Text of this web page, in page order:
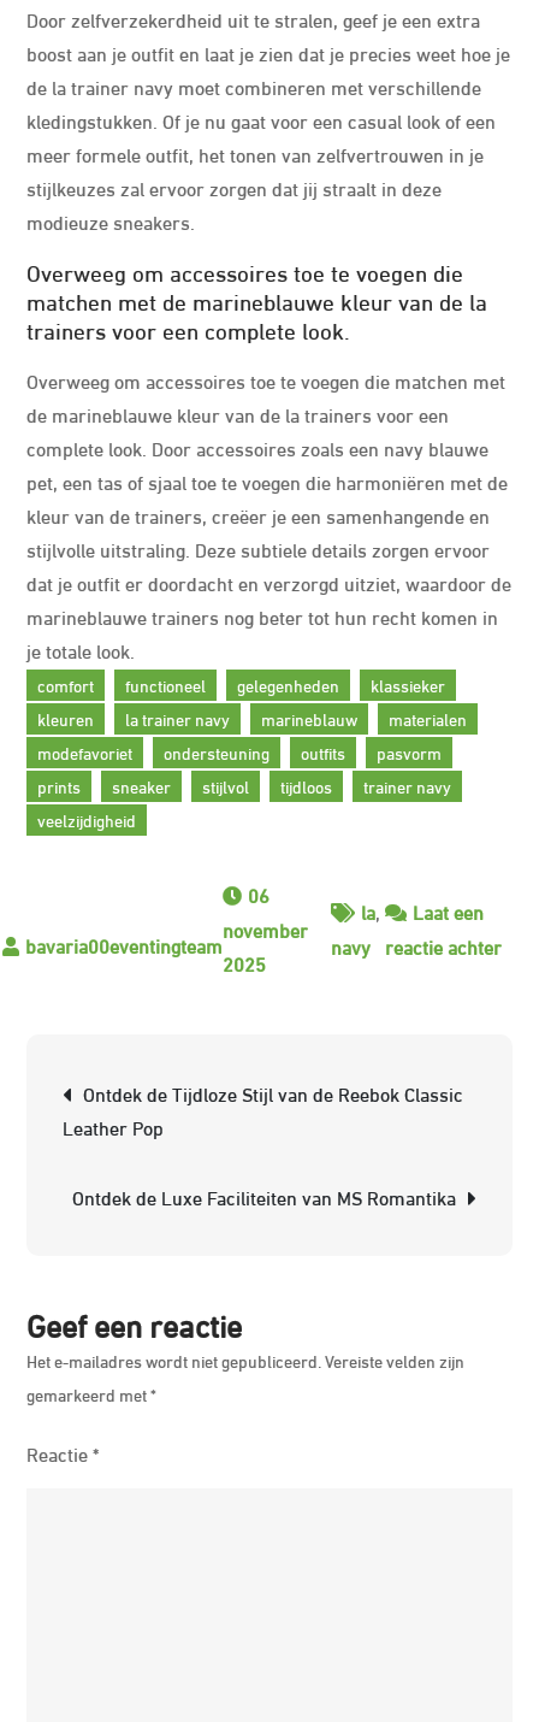
Door zelfverzekerdheid uit te stralen, geef je een extra
boost aan je outfit en laat je zien dat je precies weet hoe je
de la trainer navy moet combineren met verschillende
kledingstukken. Of je nu gaat voor een casual look of een
meer formele outfit, het tonen van zelfvertrouwen in je
stijlkeuzes zal ervoor zorgen dat jij straalt in deze
modieuze sneakers.
Overweeg om accessoires toe te voegen die
matchen met de marineblauwe kleur van de la
trainers voor een complete look.
Overweeg om accessoires toe te voegen die matchen met
de marineblauwe kleur van de la trainers voor een
complete look. Door accessoires zoals een navy blauwe
pet, een tas of sjaal toe te voegen die harmoniëren met de
kleur van de trainers, creëer je een samenhangende en
stijlvolle uitstraling. Deze subtiele details zorgen ervoor
dat je outfit er doordacht en verzorgd uitziet, waardoor de
marineblauwe trainers nog beter tot hun recht komen in
je totale look.
comfort functioneel gelegenheden
klassieker
kleuren
la trainer navy marineblauw
materialen
modefavoriet
ondersteuning outfits
pasvorm
prints
sneaker stijlvol tijdloos
trainer navy
veelzijdigheid
06
november
2025
la,
navy
Laat een
reactie achterop
Ontdek de Tijdloze Stijl van de Reebok Classic
Leather Pop
Ontdek de Luxe Faciliteiten van MS Romantika
Geef een reactie
Het e-mailadres wordt niet gepubliceerd. Vereiste velden zijn
gemarkeerd met*
Reactie*